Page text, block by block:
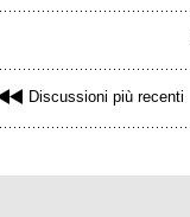
Discussioni più recenti